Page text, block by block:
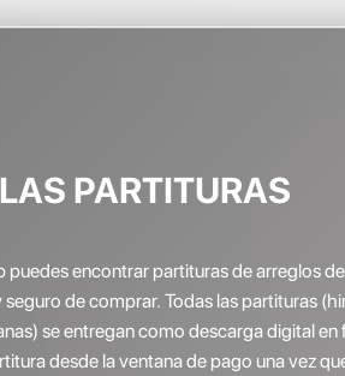
PARTITURAS
puedes encontrar partituras de arreglos
seguro de comprar. Todas las partituras
se entregan como descarga digital
desde la ventana de pago una vez